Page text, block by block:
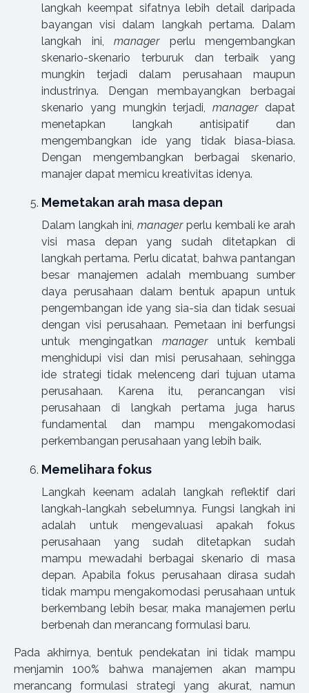
langkah keempat sifatnya lebih detail daripada
bayangan visi dalam langkah pertama. Dalam
langkah ini, manager perlu mengembangkan
skenario-skenario terburuk dan terbaik yang
mungkin terjadi dalam perusahaan maupun
industrinya. Dengan membayangkan berbagai
skenario yang mungkin terjadi,managerdapat
menetapkan langkah antisipatif dan
mengembangkan ide yang tidak biasa-biasa.
Dengan mengembangkan berbagai skenario,
manajer dapat memicu kreativitas idenya.
Memetakan arah masa depan
Dalam langkah ini,managerperlu kembali ke arah
visi masa depan yang sudah ditetapkan di
langkah pertama. Perlu dicatat, bahwa pantangan
besar manajemen adalah membuang sumber
daya perusahaan dalam bentuk apapun untuk
pengembangan ide yang sia-sia dan tidak sesuai
dengan visi perusahaan. Pemetaan ini berfungsi
untuk mengingatkan manager untuk kembali
menghidupi visi dan misi perusahaan, sehingga
ide strategi tidak melenceng dari tujuan utama
perusahaan. Karena itu, perancangan visi
perusahaan di langkah pertama juga harus
fundamental dan mampu mengakomodasi
perkembangan perusahaan yang lebih baik.
Memelihara fokus
Langkah keenam adalah langkah reflektif dari
langkah-langkah sebelumnya. Fungsi langkah ini
adalah untuk mengevaluasi apakah fokus
perusahaan yang sudah ditetapkan sudah
mampu mewadahi berbagai skenario di masa
depan. Apabila fokus perusahaan dirasa sudah
tidak mampu mengakomodasi perusahaan untuk
berkembang lebih besar, maka manajemen perlu
berbenah dan merancang formulasi baru.
Pada akhirnya, bentuk pendekatan ini tidak mampu
menjamin 100% bahwa manajemen akan mampu
merancang formulasi strategi yang akurat, namun